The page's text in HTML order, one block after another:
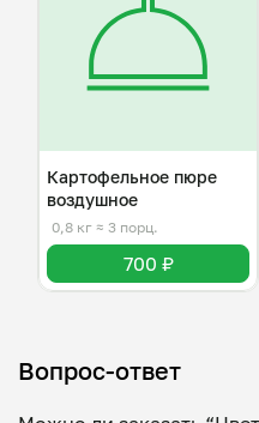
Картофельное пюре
воздушное
0,8 кг ≈ 3 порц.
700 ₽
Вопрос-ответ